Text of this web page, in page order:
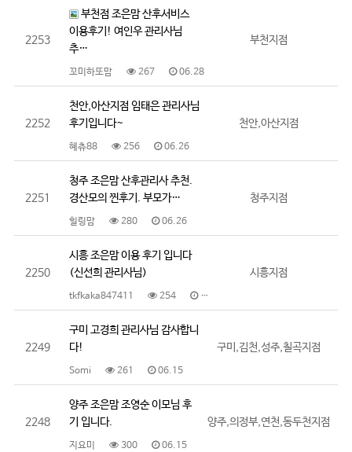
2253
부천점 조은맘 산후서비스
이용후기! 여인우 관리사님
추…
꼬미하또맘 267 06.28
부천지점
2252
천안,아산지점 임태은 관리사님
후기입니다~
혜츄88 256 06.26
천안,아산지점
2251
청주 조은맘 산후관리사 추천.
경산모의 찐후기. 부모가…
힐링맘 280 06.26
청주지점
2250
시흥 조은맘 이용 후기 입니다
(신선희 관리사님)
tkfkaka847411 254 06.17
시흥지점
2249
구미 고경희 관리사님 감사합니
다!
Somi 261 06.15
구미,김천,성주,칠곡지점
2248
양주 조은맘 조영순 이모님 후
기 입니다.
지요미 300 06.15
양주,의정부,연천,동두천지점